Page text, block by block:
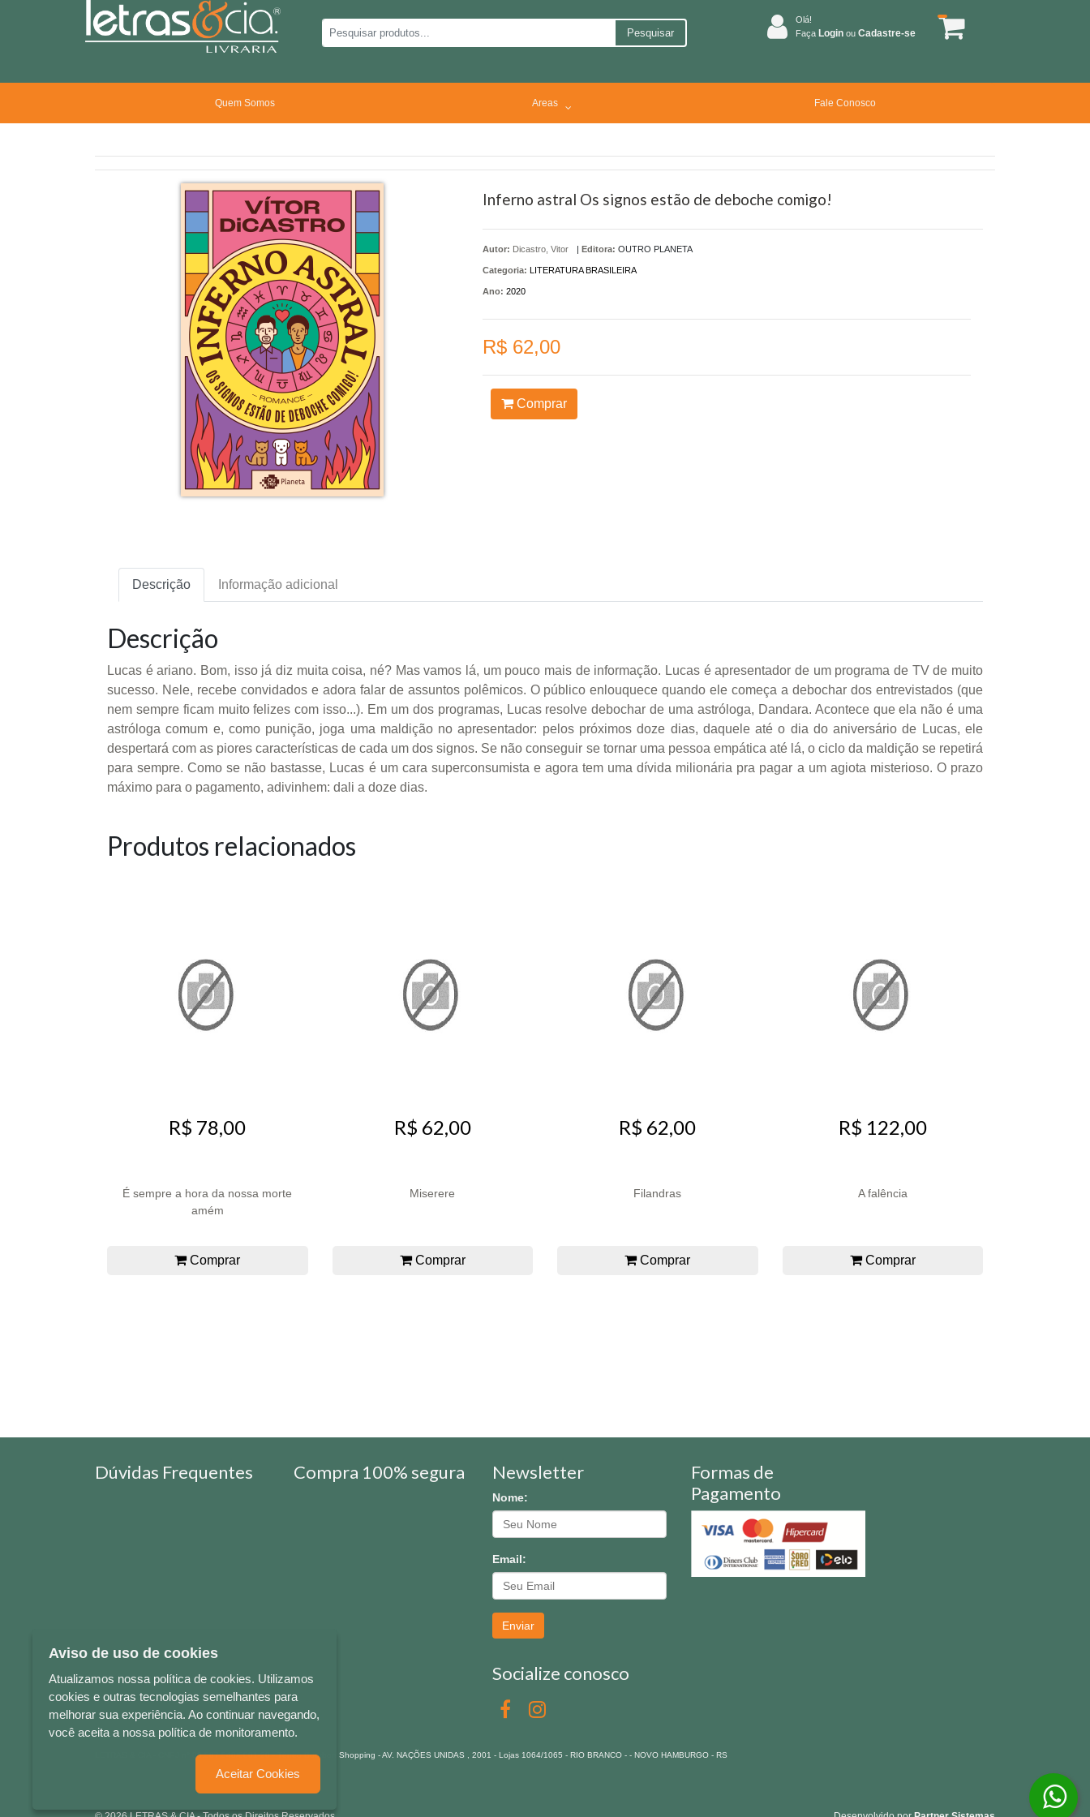
Pesquisar
Olá!
Faça Login ou Cadastre-se
Quem Somos Areas Fale Conosco
Inferno astral Os signos estão de deboche comigo!
Autor: Dicastro, Vitor | Editora: OUTRO PLANETA
Categoria: LITERATURA BRASILEIRA
Ano: 2020
R$ 62,00
Comprar
Descrição Informação adicional
Descrição
Lucas é ariano. Bom, isso já diz muita coisa, né? Mas vamos lá, um pouco mais de informação. Lucas é apresentador de um programa de TV de muito
sucesso. Nele, recebe convidados e adora falar de assuntos polêmicos. O público enlouquece quando ele começa a debochar dos entrevistados (que
nem sempre ficam muito felizes com isso...). Em um dos programas, Lucas resolve debochar de uma astróloga, Dandara. Acontece que ela não é uma
astróloga comum e, como punição, joga uma maldição no apresentador: pelos próximos doze dias, daquele até o dia do aniversário de Lucas, ele
despertará com as piores características de cada um dos signos. Se não conseguir se tornar uma pessoa empática até lá, o ciclo da maldição se repetirá
para sempre. Como se não bastasse, Lucas é um cara superconsumista e agora tem uma dívida milionária pra pagar a um agiota misterioso. O prazo
máximo para o pagamento, adivinhem: dali a doze dias.
Produtos relacionados
R$ 78,00
É sempre a hora da nossa morte
amém
Comprar
R$ 62,00
Miserere
Comprar
R$ 62,00
Filandras
Comprar
R$ 122,00
A falência
Comprar
Dúvidas Frequentes Compra 100% segura Newsletter
Nome:
Email:
Enviar
Socialize conosco
Formas de
Pagamento
LETRAS & CIA - CNPJ n° 88.587.548/0001-20 - Térreo Bourbon Shopping - AV. NAÇÕES UNIDAS , 2001 - Lojas 1064/1065 - RIO BRANCO - - NOVO HAMBURGO - RS
Aviso de uso de cookies
Atualizamos nossa política de cookies. Utilizamos
cookies e outras tecnologias semelhantes para
melhorar sua experiência. Ao continuar navegando,
você aceita a nossa política de monitoramento.
Aceitar Cookies